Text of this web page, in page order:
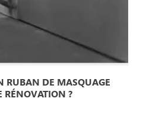
RUBAN DE MASQUAGE
RÉNOVATION ?